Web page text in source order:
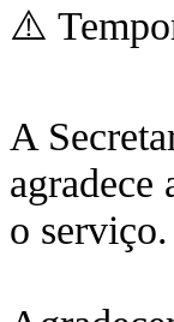
⚠️
A
agradece
o serviço.